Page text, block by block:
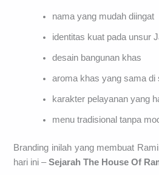
nama yang mudah diingat
identitas kuat pada unsur
desain bangunan khas
aroma khas yang sama di
karakter pelayanan yang
menu tradisional tanpa
Branding inilah yang membuat
hari ini –Sejarah The House Of